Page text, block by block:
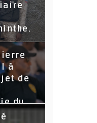
à
de
du